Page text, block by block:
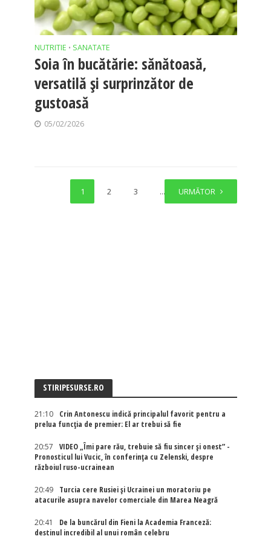
NUTRITIE • SANATATE
Soia în bucătărie: sănătoasă,
versatilă și surprinzător de
gustoasă
05/02/2026
1 2 3 … 10
URMĂTOR
STIRIPESURSE.RO
21:10
Crin Antonescu indică principalul favorit pentru a
prelua funcția de premier: El ar trebui să fie
20:57
VIDEO „Îmi pare rău, trebuie să fiu sincer și onest” -
Pronosticul lui Vucic, în conferința cu Zelenski, despre
războiul ruso-ucrainean
20:49
Turcia cere Rusiei și Ucrainei un moratoriu pe
atacurile asupra navelor comerciale din Marea Neagră
20:41
De la buncărul din Fieni la Academia Franceză:
destinul incredibil al unui român celebru